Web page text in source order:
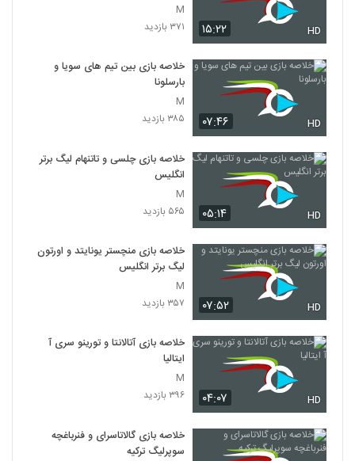
۱۵:۲۲ HD
M
۳۷۱ بازدید
۰۷:۴۶ HD
خلاصه بازی بین تیم های سویا و
بارسلونا
M
۳۸۵ بازدید
۰۵:۱۴ HD
خلاصه بازی چلسی و تاتنهام لیگ برتر
انگلیس
M
۵۶۵ بازدید
۰۷:۵۲ HD
خلاصه بازی منچستر یونایتد و اورتون
لیگ برتر انگلیس
M
۳۵۷ بازدید
۰۴:۰۷ HD
خلاصه بازی آتالانتا و تورینو سری آ
ایتالیا
M
۳۹۶ بازدید
خلاصه بازی گالاتاسرای و فنرباغچه
سوپرلیگ ترکیه